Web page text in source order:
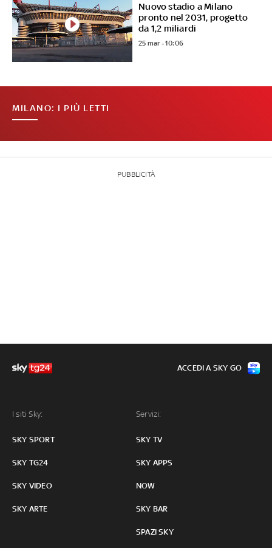
Nuovo stadio a Milano
pronto nel 2031, progetto
da 1,2 miliardi
25 mar - 10:06
MILANO: I PIÙ LETTI
PUBBLICITÀ
I siti Sky:
SKY SPORT
SKY TG24
SKY VIDEO
SKY ARTE
Servizi:
SKY TV
SKY APPS
NOW
SKY BAR
SPAZI SKY
ACCEDI A SKY GO